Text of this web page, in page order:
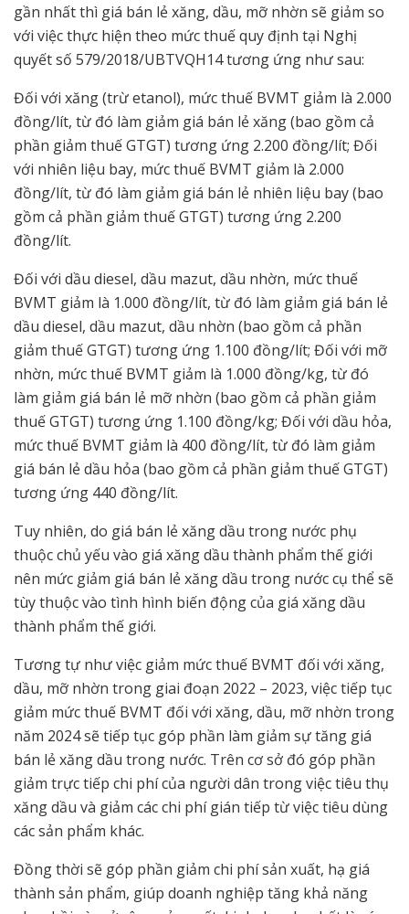
gần nhất thì giá bán lẻ xăng, dầu, mỡ nhờn sẽ giảm so
với việc thực hiện theo mức thuế quy định tại Nghị
quyết số 579/2018/UBTVQH14 tương ứng như sau:
Đối với xăng (trừ etanol), mức thuế BVMT giảm là 2.000
đồng/lít, từ đó làm giảm giá bán lẻ xăng (bao gồm cả
phần giảm thuế GTGT) tương ứng 2.200 đồng/lít; Đối
với nhiên liệu bay, mức thuế BVMT giảm là 2.000
đồng/lít, từ đó làm giảm giá bán lẻ nhiên liệu bay (bao
gồm cả phần giảm thuế GTGT) tương ứng 2.200
đồng/lít.
Đối với dầu diesel, dầu mazut, dầu nhờn, mức thuế
BVMT giảm là 1.000 đồng/lít, từ đó làm giảm giá bán lẻ
dầu diesel, dầu mazut, dầu nhờn (bao gồm cả phần
giảm thuế GTGT) tương ứng 1.100 đồng/lít; Đối với mỡ
nhờn, mức thuế BVMT giảm là 1.000 đồng/kg, từ đó
làm giảm giá bán lẻ mỡ nhờn (bao gồm cả phần giảm
thuế GTGT) tương ứng 1.100 đồng/kg; Đối với dầu hỏa,
mức thuế BVMT giảm là 400 đồng/lít, từ đó làm giảm
giá bán lẻ dầu hỏa (bao gồm cả phần giảm thuế GTGT)
tương ứng 440 đồng/lít.
Tuy nhiên, do giá bán lẻ xăng dầu trong nước phụ
thuộc chủ yếu vào giá xăng dầu thành phẩm thế giới
nên mức giảm giá bán lẻ xăng dầu trong nước cụ thể sẽ
tùy thuộc vào tình hình biến động của giá xăng dầu
thành phẩm thế giới.
Tương tự như việc giảm mức thuế BVMT đối với xăng,
dầu, mỡ nhờn trong giai đoạn 2022 – 2023, việc tiếp tục
giảm mức thuế BVMT đối với xăng, dầu, mỡ nhờn trong
năm 2024 sẽ tiếp tục góp phần làm giảm sự tăng giá
bán lẻ xăng dầu trong nước. Trên cơ sở đó góp phần
giảm trực tiếp chi phí của người dân trong việc tiêu thụ
xăng dầu và giảm các chi phí gián tiếp từ việc tiêu dùng
các sản phẩm khác.
Đồng thời sẽ góp phần giảm chi phí sản xuất, hạ giá
thành sản phẩm, giúp doanh nghiệp tăng khả năng